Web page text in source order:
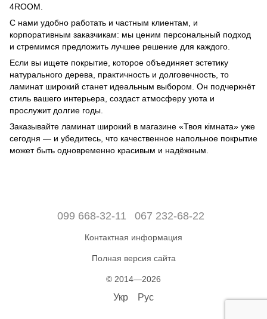
4ROOM.
С нами удобно работать и частным клиентам, и
корпоративным заказчикам: мы ценим персональный подход
и стремимся предложить лучшее решение для каждого.
Если вы ищете покрытие, которое объединяет эстетику
натурального дерева, практичность и долговечность, то
ламинат широкий станет идеальным выбором. Он подчеркнёт
стиль вашего интерьера, создаст атмосферу уюта и
прослужит долгие годы.
Заказывайте ламинат широкий в магазине «Твоя кімната» уже
сегодня — и убедитесь, что качественное напольное покрытие
может быть одновременно красивым и надёжным.
099 668-32-11 067 232-68-22
Контактная информация
Полная версия сайта
© 2014—2026
Укр Рус